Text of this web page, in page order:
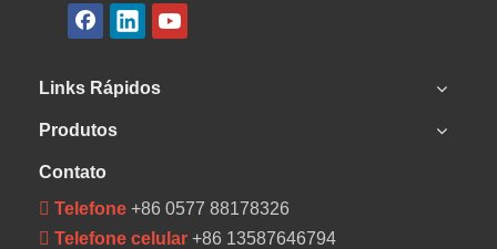
Links Rápidos
Produtos
Contato
 Telefone +86 0577 88178326
 Telefone celular +86 13587646794